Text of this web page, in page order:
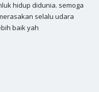
hidup didunia. semoga
selalu udara
baik yah